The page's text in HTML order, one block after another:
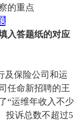
的重点
入答题纸的对应
及保险公司和运
任命新招聘的王
“运维年收入不少
投诉总数不超过5